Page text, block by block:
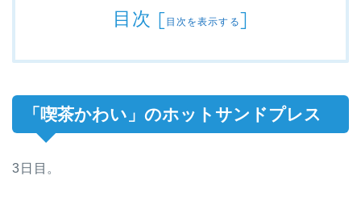
目次 [目次を表示する]
「喫茶かわい」のホットサンドプレス
3日目。